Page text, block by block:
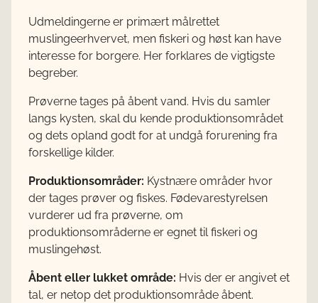
Udmeldingerne er primært målrettet
muslingeerhvervet, men fiskeri og høst kan have
interesse for borgere. Her forklares de vigtigste
begreber.
Prøverne tages på åbent vand. Hvis du samler
langs kysten, skal du kende produktionsområdet
og dets opland godt for at undgå forurening fra
forskellige kilder.
Produktionsområder: Kystnære områder hvor
der tages prøver og fiskes. Fødevarestyrelsen
vurderer ud fra prøverne, om
produktionsområderne er egnet til fiskeri og
muslingehøst.
Åbent eller lukket område: Hvis der er angivet et
tal, er netop det produktionsområde åbent.